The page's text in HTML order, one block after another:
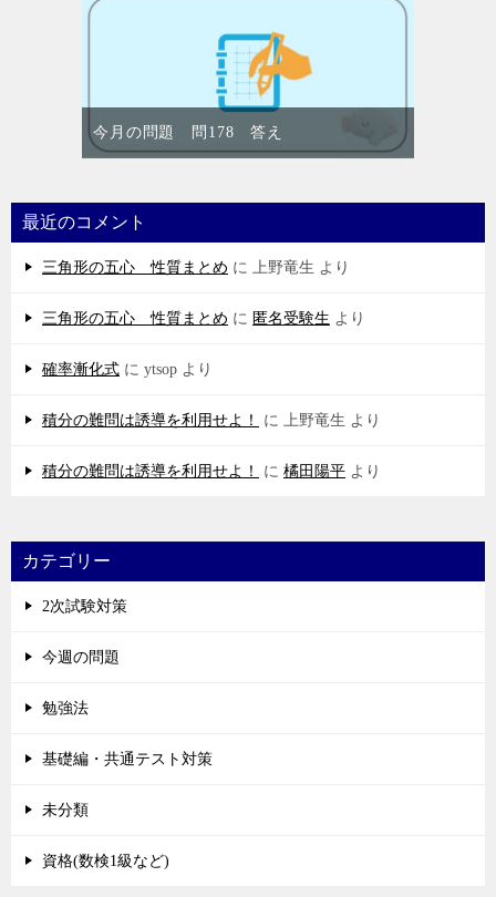
今月の問題 問178 答え
最近のコメント
三角形の五心 性質まとめ に 上野竜生 より
三角形の五心 性質まとめ に 匿名受験生 より
確率漸化式 に ytsop より
積分の難問は誘導を利用せよ！ に 上野竜生 より
積分の難問は誘導を利用せよ！ に 橘田陽平 より
カテゴリー
2次試験対策
今週の問題
勉強法
基礎編・共通テスト対策
未分類
資格(数検1級など)